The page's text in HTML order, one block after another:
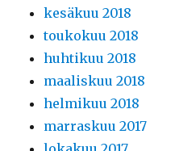
kesäkuu 2018
toukokuu 2018
huhtikuu 2018
maaliskuu 2018
helmikuu 2018
marraskuu 2017